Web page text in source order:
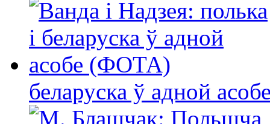
беларуска ў адной